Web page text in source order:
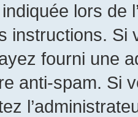
lors de
instructions. Si
fourni une
anti-spam. Si